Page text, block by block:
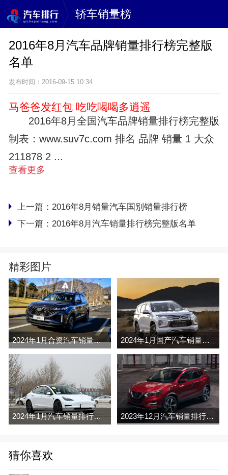
轿车销量榜
2016年8月汽车品牌销量排行榜完整版
名单
发布时间：2016-09-15 10:34
马爸爸发红包 吃吃喝喝多逍遥
2016年8月全国汽车品牌销量排行榜完整版
制表：www.suv7c.com 排名 品牌 销量 1 大众
211878 2 ...
查看更多
上一篇： 2016年8月销量汽车国别销量排行榜
下一篇： 2016年8月汽车销量排行榜完整版名单
精彩图片
2024年1月合资汽车销量排行榜完整版名单(零售量 2024年1月国产汽车销量排行榜完整版名单(零售量
2024年1月汽车销量排行榜完整版名单(零售量 2023年12月汽车销量排行榜完整版名单(零售量
猜你喜欢